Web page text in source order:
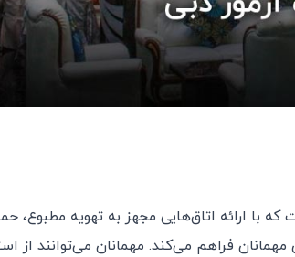
با ارائه اتاق‌هایی مجهز به تهویه مطبوع،
فراهم می‌کند. مهمانان می‌توانند از